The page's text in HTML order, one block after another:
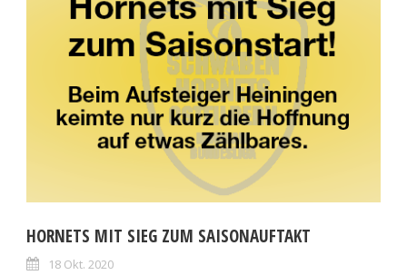
HORNETS MIT SIEG ZUM SAISONAUFTAKT
18 Okt. 2020